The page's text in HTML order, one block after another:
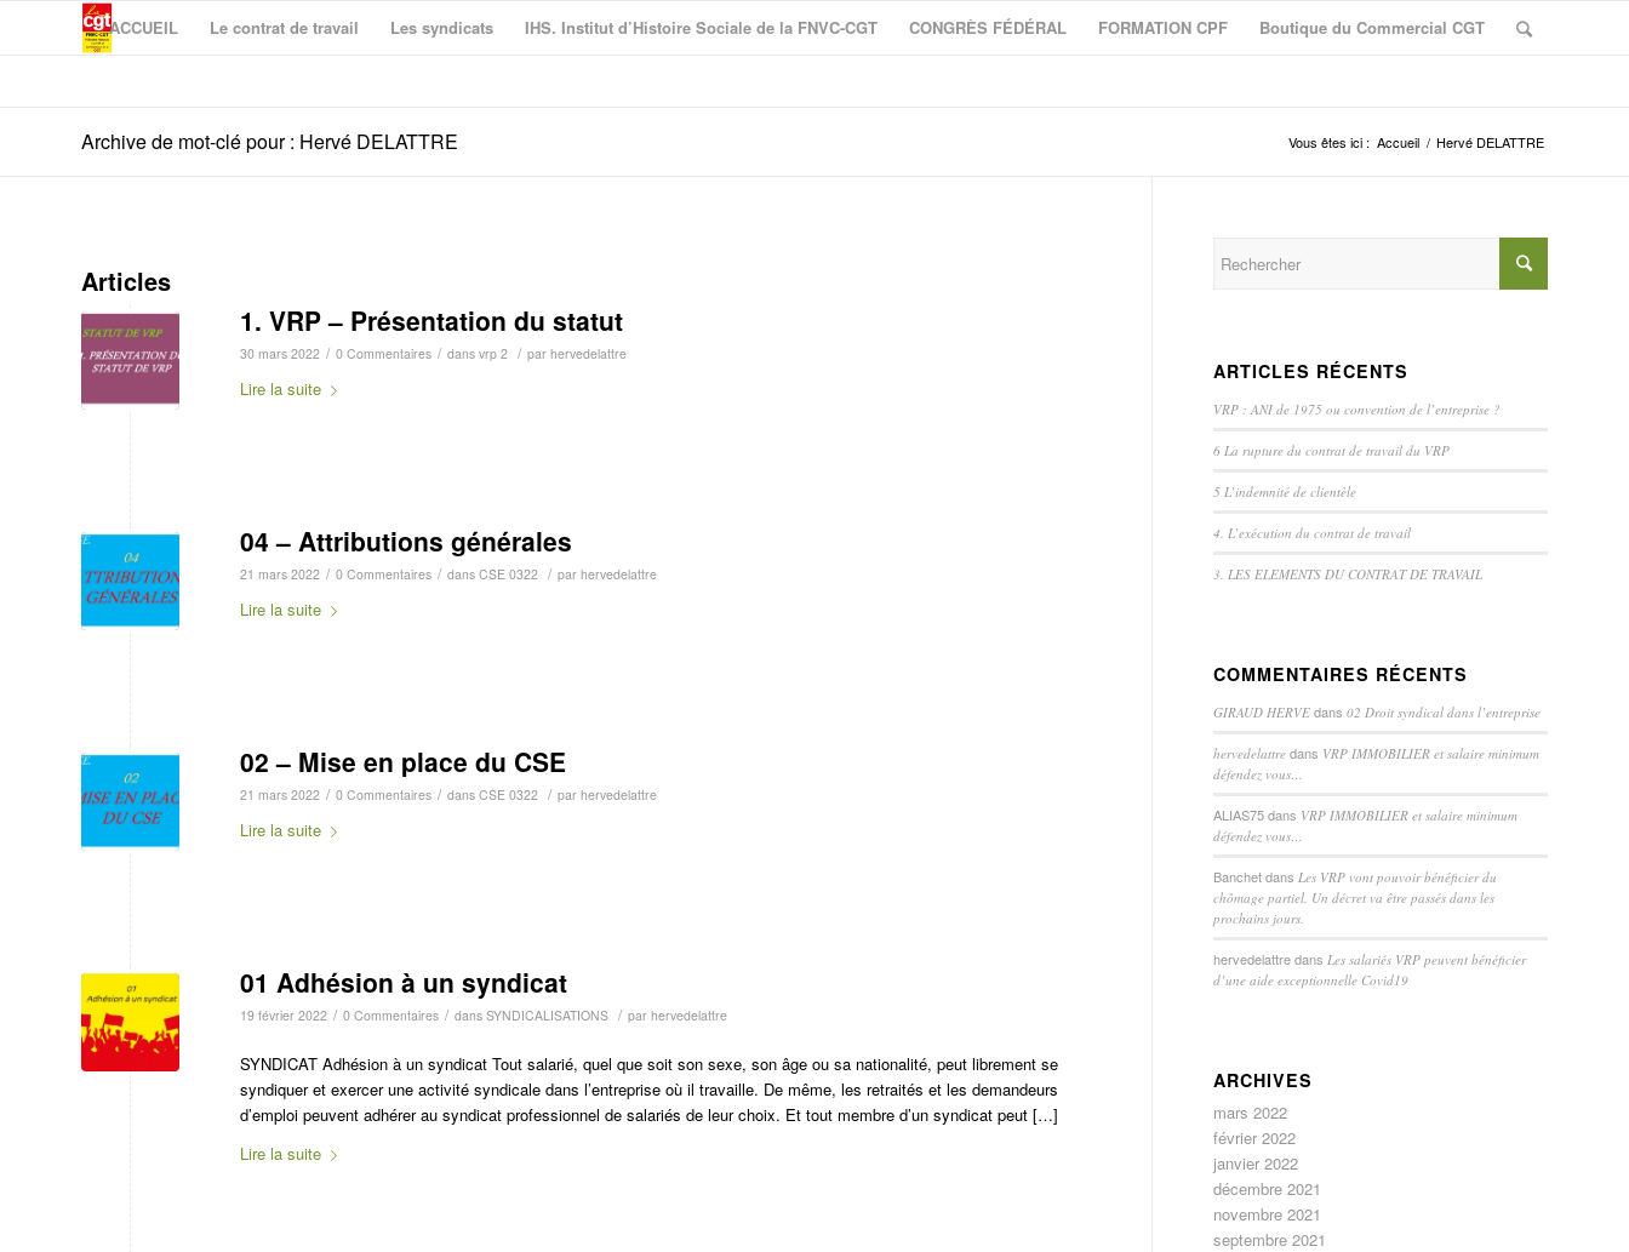
ACCUEIL Le contrat de travail Les syndicats IHS. Institut d’Histoire Sociale de la FNVC-CGT CONGRÈS FÉDÉRAL FORMATION CPF Boutique du Commercial CGT
Archive de mot-clé pour : Hervé DELATTRE Vous êtes ici : Accueil / Hervé DELATTRE
Articles
1. VRP – Présentation du statut
30 mars 2022 / 0 Commentaires / dans vrp 2 / par hervedelattre
Lire la suite
04 – Attributions générales
21 mars 2022 / 0 Commentaires / dans CSE 0322 / par hervedelattre
Lire la suite
02 – Mise en place du CSE
21 mars 2022 / 0 Commentaires / dans CSE 0322 / par hervedelattre
Lire la suite
01 Adhésion à un syndicat
19 février 2022 / 0 Commentaires / dans SYNDICALISATIONS / par hervedelattre
SYNDICAT Adhésion à un syndicat Tout salarié, quel que soit son sexe, son âge ou sa nationalité, peut librement se
syndiquer et exercer une activité syndicale dans l’entreprise où il travaille. De même, les retraités et les demandeurs
d’emploi peuvent adhérer au syndicat professionnel de salariés de leur choix. Et tout membre d’un syndicat peut […]
Lire la suite
ARTICLES RÉCENTS
VRP : ANI de 1975 ou convention de l’entreprise ?
6 La rupture du contrat de travail du VRP
5 L’indemnité de clientèle
4. L’exécution du contrat de travail
3. LES ELEMENTS DU CONTRAT DE TRAVAIL
COMMENTAIRES RÉCENTS
GIRAUD HERVE dans02 Droit syndical dans l’entreprise
hervedelattre dans VRP IMMOBILIER et salaire minimum
défendez vous…
ALIAS75dans VRP IMMOBILIER et salaire minimum
défendez vous…
Banchetdans Les VRP vont pouvoir bénéficier du
chômage partiel. Un décret va être passés dans les
prochains jours.
hervedelattredans Les salariés VRP peuvent bénéficier
d’une aide exceptionnelle Covid19
ARCHIVES
mars 2022
février 2022
janvier 2022
décembre 2021
novembre 2021
septembre 2021